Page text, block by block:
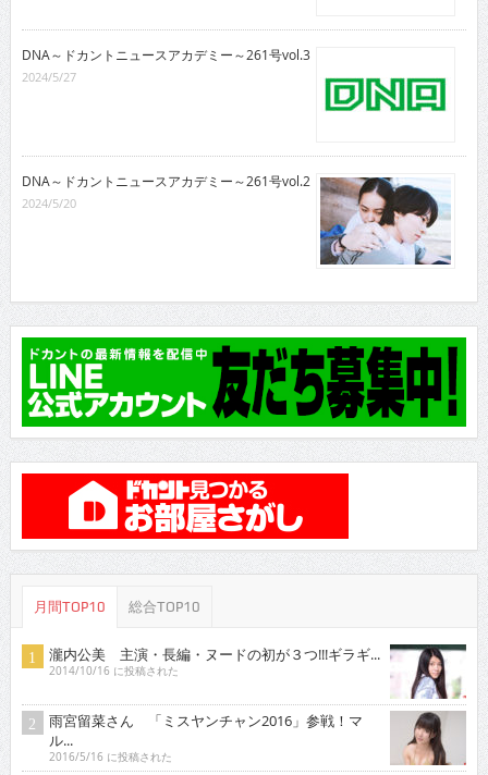
DNA～ドカントニュースアカデミー～261号vol.3
2024/5/27
DNA～ドカントニュースアカデミー～261号vol.2
2024/5/20
月間TOP10 総合TOP10
瀧内公美 主演・長編・ヌードの初が３つ!!!ギラギ...
2014/10/16 に投稿された
雨宮留菜さん 「ミスヤンチャン2016」参戦！マ
ル...
2016/5/16 に投稿された